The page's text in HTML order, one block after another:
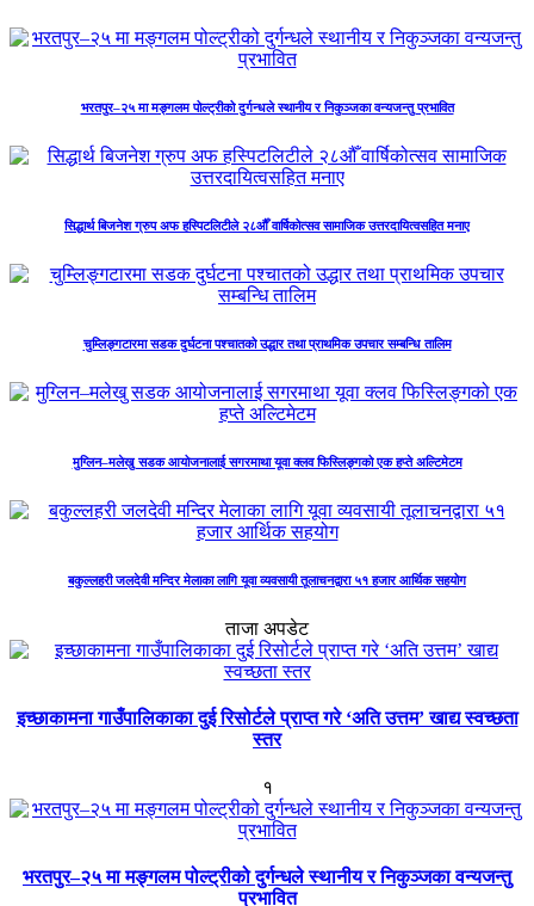
भरतपुर–२५ मा मङ्गलम पोल्ट्रीको दुर्गन्धले स्थानीय र निकुञ्जका वन्यजन्तु प्रभावित
सिद्धार्थ बिजनेश ग्रुप अफ हस्पिटलिटीले २८औँ वार्षिकोत्सव सामाजिक उत्तरदायित्वसहित मनाए
चुम्लिङ्गटारमा सडक दुर्घटना पश्चातको उद्धार तथा प्राथमिक उपचार सम्बन्धि तालिम
मुग्लिन–मलेखु सडक आयोजनालाई सगरमाथा यूवा क्लव फिस्लिङ्गको एक हप्ते अल्टिमेटम
बकुल्लहरी जलदेवी मन्दिर मेलाका लागि यूवा व्यवसायी तूलाचनद्वारा ५१ हजार आर्थिक सहयोग
ताजा अपडेट
इच्छाकामना गाउँपालिकाका दुई रिसोर्टले प्राप्त गरे ‘अति उत्तम’ खाद्य स्वच्छता
स्तर
१
भरतपुर–२५ मा मङ्गलम पोल्ट्रीको दुर्गन्धले स्थानीय र निकुञ्जका वन्यजन्तु
प्रभावित